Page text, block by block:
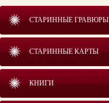
СТАРИННЫЕ ГРАВЮРЫ
СТАРИННЫЕ КАРТЫ
КНИГИ